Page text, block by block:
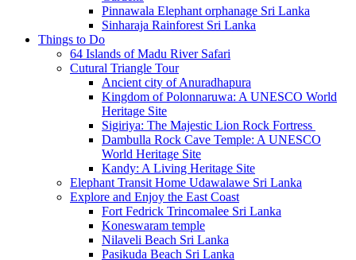
Pinnawala Elephant orphanage Sri Lanka
Sinharaja Rainforest Sri Lanka
Things to Do
64 Islands of Madu River Safari
Cutural Triangle Tour
Ancient city of Anuradhapura
Kingdom of Polonnaruwa: A UNESCO World
Heritage Site
Sigiriya: The Majestic Lion Rock Fortress
Dambulla Rock Cave Temple: A UNESCO
World Heritage Site
Kandy: A Living Heritage Site
Elephant Transit Home Udawalawe Sri Lanka
Explore and Enjoy the East Coast
Fort Fedrick Trincomalee Sri Lanka
Koneswaram temple
Nilaveli Beach Sri Lanka
Pasikuda Beach Sri Lanka